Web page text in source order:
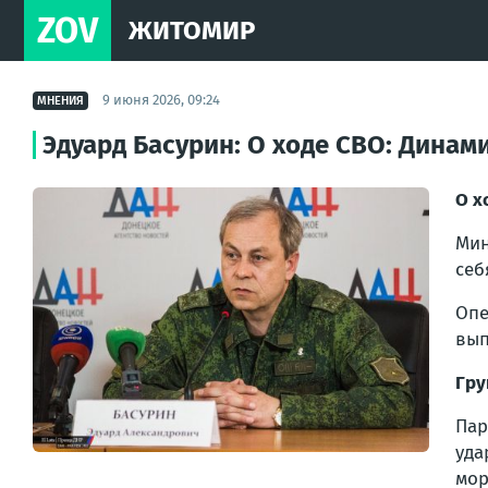
ZOV ЖИТОМИР
МНЕНИЯ 9 июня 2026, 09:24
Эдуард Басурин: О ходе СВО:
О